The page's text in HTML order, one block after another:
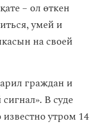
– ол өткен
умей и
на своей
граждан и
В суде
утром 14